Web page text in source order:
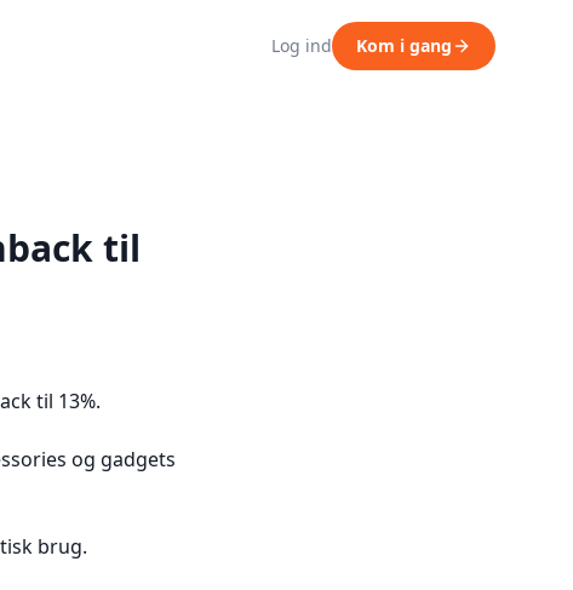
Log ind Kom i gang
til
til 13%.
og gadgets
brug.